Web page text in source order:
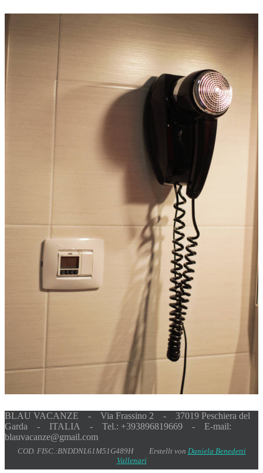
BLAU VACANZE - Via Frassino 2 - 37019 Peschiera del
Garda - ITALIA - Tel.: +393896819669 - E-mail:
blauvacanze@gmail.com
COD. FISC.:BNDDNL61M51G489H Erstellt von Daniela Benedetti
Vallenari